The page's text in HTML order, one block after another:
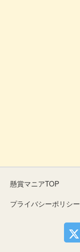
懸賞マニアTOP
プライバシーポリシー